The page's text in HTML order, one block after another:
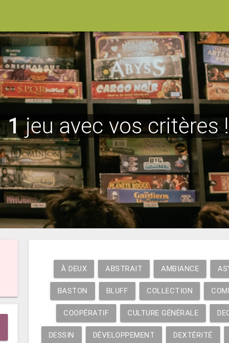
1jeu avec vos critères !
À DEUX ABSTRAIT AMBIANCE
BASTON BLUFF COLLECTION
COOPÉRATIF CULTURE GÉNÉRALE
DESSIN DÉVELOPPEMENT DEXTÉRITÉ